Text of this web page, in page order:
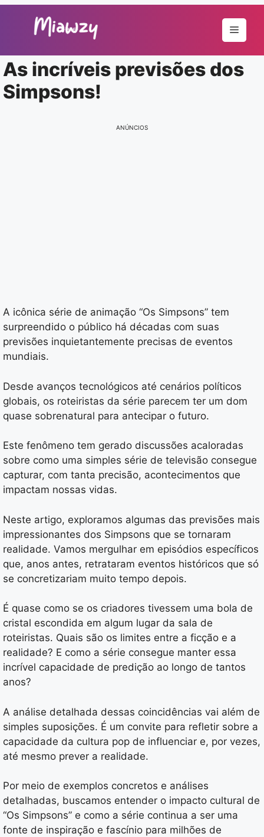
conteúdo
Menu
As incríveis previsões dos
Simpsons!
ANÚNCIOS
A icônica série de animação “Os Simpsons” tem
surpreendido o público há décadas com suas
previsões inquietantemente precisas de eventos
mundiais.
Desde avanços tecnológicos até cenários políticos
globais, os roteiristas da série parecem ter um dom
quase sobrenatural para antecipar o futuro.
Este fenômeno tem gerado discussões acaloradas
sobre como uma simples série de televisão consegue
capturar, com tanta precisão, acontecimentos que
impactam nossas vidas.
Neste artigo, exploramos algumas das previsões mais
impressionantes dos Simpsons que se tornaram
realidade. Vamos mergulhar em episódios específicos
que, anos antes, retrataram eventos históricos que só
se concretizariam muito tempo depois.
É quase como se os criadores tivessem uma bola de
cristal escondida em algum lugar da sala de
roteiristas. Quais são os limites entre a ficção e a
realidade? E como a série consegue manter essa
incrível capacidade de predição ao longo de tantos
anos?
A análise detalhada dessas coincidências vai além de
simples suposições. É um convite para refletir sobre a
capacidade da cultura pop de influenciar e, por vezes,
até mesmo prever a realidade.
Por meio de exemplos concretos e análises
detalhadas, buscamos entender o impacto cultural de
“Os Simpsons” e como a série continua a ser uma
fonte de inspiração e fascínio para milhões de